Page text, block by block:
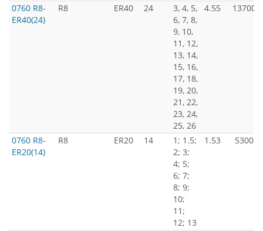
0760 R8-
ER40(24)
R8 ER40 24
3, 4, 5,
6, 7, 8,
9, 10,
11, 12,
13, 14,
15, 16,
17, 18,
19, 20,
21, 22,
23, 24,
25, 26
4.55 13700
0760 R8-
ER20(14)
R8 ER20 14
1; 1.5;
2; 3;
4; 5;
6; 7;
8; 9;
10;
11;
12; 13
1.53 5300